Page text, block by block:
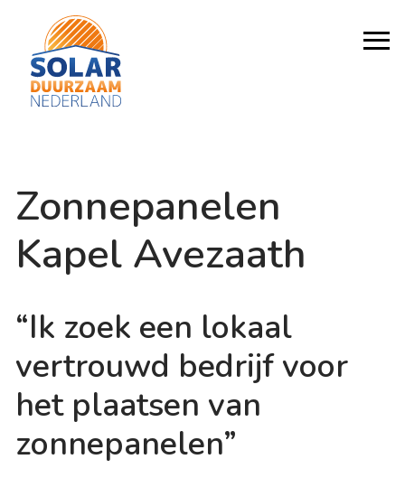
Zonnepanelen
Kapel Avezaath
“Ik zoek een lokaal
vertrouwd bedrijf voor
het plaatsen van
zonnepanelen”